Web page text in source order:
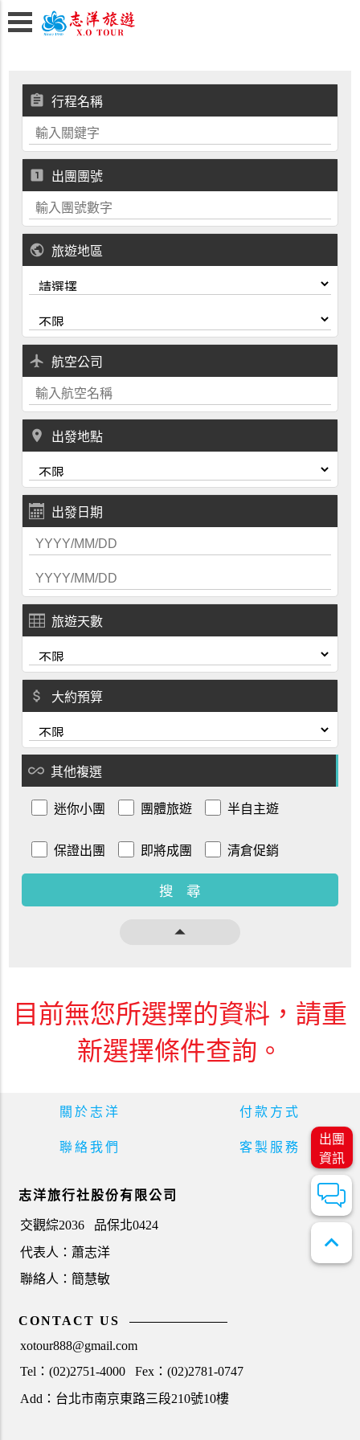
出團
資訊
expand_less
assignment 行程名稱
looks_one 出團團號
public 旅遊地區
local_airport 航空公司
place 出發地點
出發日期
旅遊天數
attach_money 大約預算
all_inclusive 其他複選
迷你小團 團體旅遊 半自主遊
保證出團 即將成團 清倉促銷
arrow_drop_up
目前無您所選擇的資料，請重
新選擇條件查詢。
關於志洋 付款方式
聯絡我們 客製服務
志洋旅行社股份有限公司
交觀綜2036
品保北0424
代表人：蕭志洋
聯絡人：簡慧敏
CONTACT US
xotour888@gmail.com
Tel：(02)2751-4000
Fex：(02)2781-0747
Add：台北市南京東路三段210號10樓